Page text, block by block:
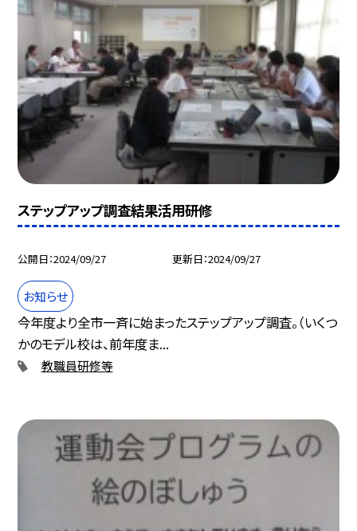
ステップアップ調査結果活用研修
公開日 2024/09/27 更新日 2024/09/27
お知らせ
今年度より全市一斉に始まったステップアップ調査。（いくつ
かのモデル校は、前年度ま...
教職員研修等